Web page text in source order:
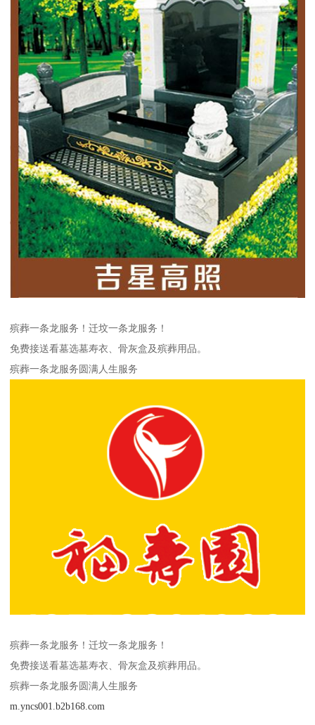
殡葬一条龙服务！迁坟一条龙服务！
免费接送看墓选墓寿衣、骨灰盒及殡葬用品。
殡葬一条龙服务圆满人生服务
殡葬一条龙服务！迁坟一条龙服务！
免费接送看墓选墓寿衣、骨灰盒及殡葬用品。
殡葬一条龙服务圆满人生服务
m.yncs001.b2b168.com